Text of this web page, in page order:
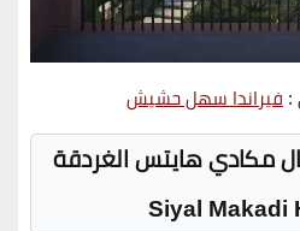
:فيراندا سهل حشيش
مكادي هايتس الغردقة
Siyal Makadi